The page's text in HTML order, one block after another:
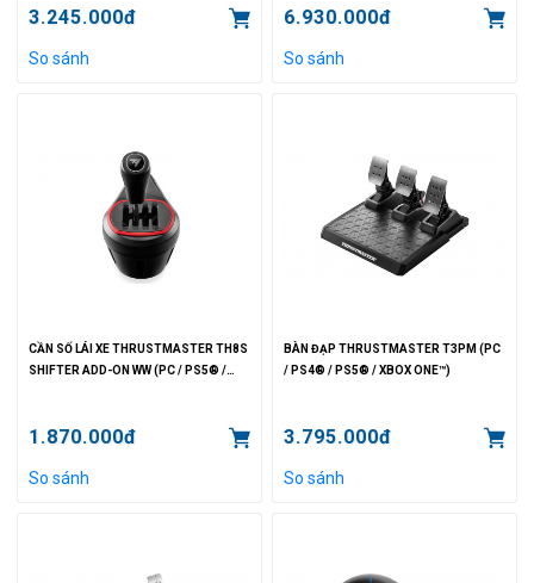
3.245.000đ
So sánh
6.930.000đ
So sánh
CẦN SỐ LÁI XE THRUSTMASTER TH8S
SHIFTER ADD-ON WW (PC / PS5® /
1.870.000đ
So sánh
BÀN ĐẠP THRUSTMASTER T3PM (PC
/ PS4® / PS5® / XBOX ONE™)
3.795.000đ
So sánh